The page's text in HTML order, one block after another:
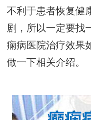
不利于患者恢复健
剧，所以一定要找
痫病医院治疗效果
做一下相关介绍。